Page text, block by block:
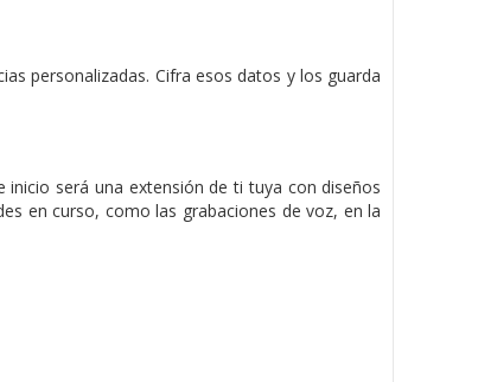
personalizadas. Cifra esos datos y los guarda
será una extensión de ti tuya con diseños
en curso, como las grabaciones de voz, en la